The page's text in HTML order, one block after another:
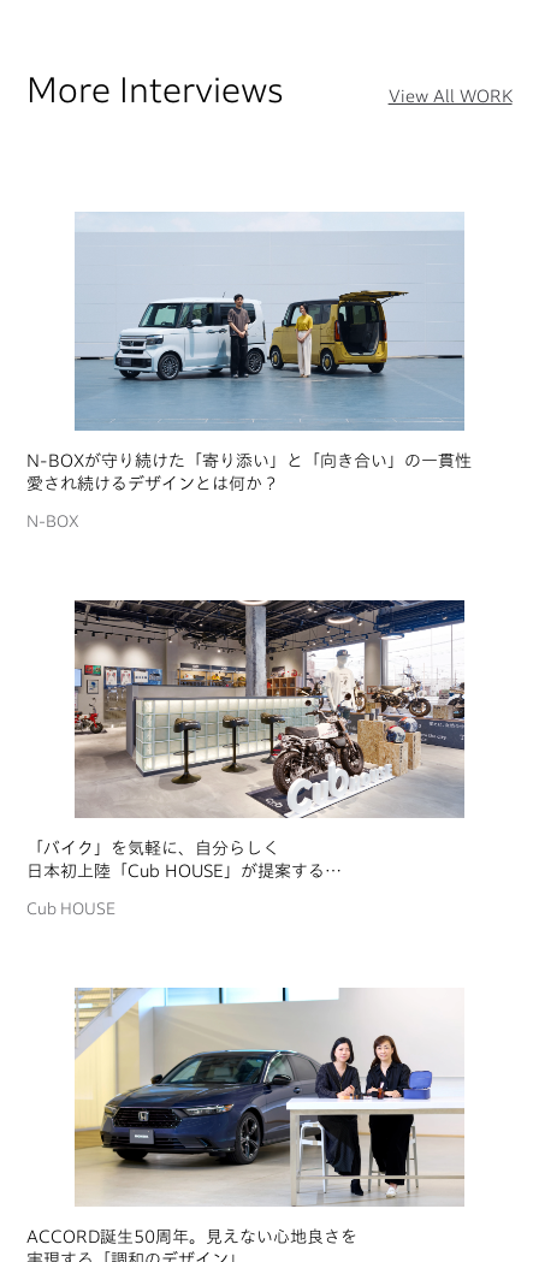
More Interviews View All WORK
N-BOXが守り続けた「寄り添い」と「向き合い」の一貫性
愛され続けるデザインとは何か？
N-BOX
「バイク」を気軽に、自分らしく
日本初上陸「Cub HOUSE」が提案する
Cub HOUSE
ACCORD誕生50周年。見えない心地良さを